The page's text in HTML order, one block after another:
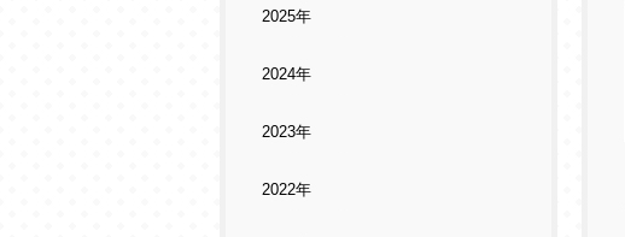
2025年
2024年
2023年
2022年